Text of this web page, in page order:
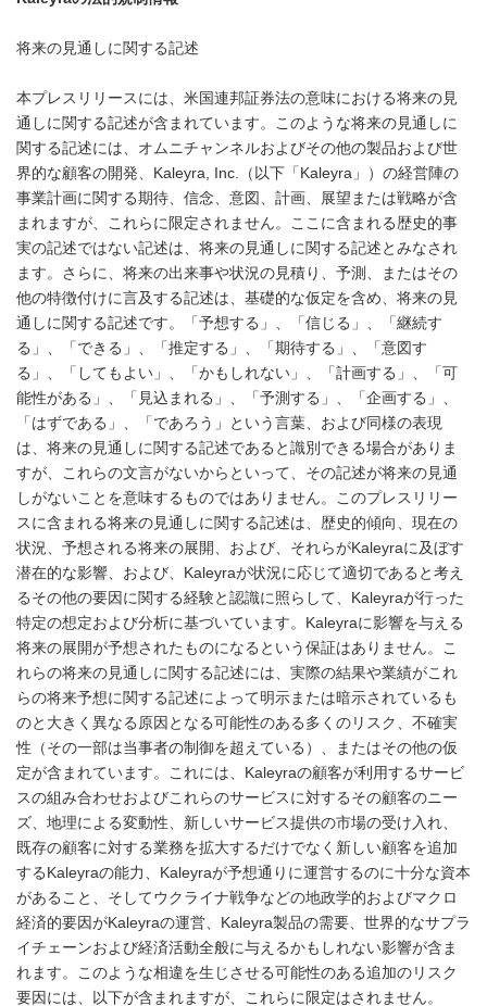
将来の見通しに関する記述
本プレスリリースには、米国連邦証券法の意味における将来の見
通しに関する記述が含まれています。このような将来の見通しに
関する記述には、オムニチャンネルおよびその他の製品および世
界的な顧客の開発、Kaleyra, Inc.（以下「Kaleyra」）の経営陣の
事業計画に関する期待、信念、意図、計画、展望または戦略が含
まれますが、これらに限定されません。ここに含まれる歴史的事
実の記述ではない記述は、将来の見通しに関する記述とみなされ
ます。さらに、将来の出来事や状況の見積り、予測、またはその
他の特徴付けに言及する記述は、基礎的な仮定を含め、将来の見
通しに関する記述です。「予想する」、「信じる」、「継続す
る」、「できる」、「推定する」、「期待する」、「意図す
る」、「してもよい」、「かもしれない」、「計画する」、「可
能性がある」、「見込まれる」、「予測する」、「企画する」、
「はずである」、「であろう」という言葉、および同様の表現
は、将来の見通しに関する記述であると識別できる場合がありま
すが、これらの文言がないからといって、その記述が将来の見通
しがないことを意味するものではありません。このプレスリリー
スに含まれる将来の見通しに関する記述は、歴史的傾向、現在の
状況、予想される将来の展開、および、それらがKaleyraに及ぼす
潜在的な影響、および、Kaleyraが状況に応じて適切であると考え
るその他の要因に関する経験と認識に照らして、Kaleyraが行った
特定の想定および分析に基づいています。Kaleyraに影響を与える
将来の展開が予想されたものになるという保証はありません。こ
れらの将来の見通しに関する記述には、実際の結果や業績がこれ
らの将来予想に関する記述によって明示または暗示されているも
のと大きく異なる原因となる可能性のある多くのリスク、不確実
性（その一部は当事者の制御を超えている）、またはその他の仮
定が含まれています。これには、Kaleyraの顧客が利用するサービ
スの組み合わせおよびこれらのサービスに対するその顧客のニー
ズ、地理による変動性、新しいサービス提供の市場の受け入れ、
既存の顧客に対する業務を拡大するだけでなく新しい顧客を追加
するKaleyraの能力、Kaleyraが予想通りに運営するのに十分な資本
があること、そしてウクライナ戦争などの地政学的およびマクロ
経済的要因がKaleyraの運営、Kaleyra製品の需要、世界的なサプラ
イチェーンおよび経済活動全般に与えるかもしれない影響が含ま
れます。このような相違を生じさせる可能性のある追加のリスク
要因には、以下が含まれますが、これらに限定はされません。